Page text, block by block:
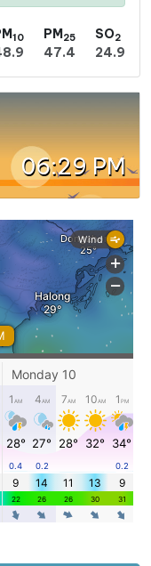
10 PM25
47.4
SO2
24.9
06:29 PM